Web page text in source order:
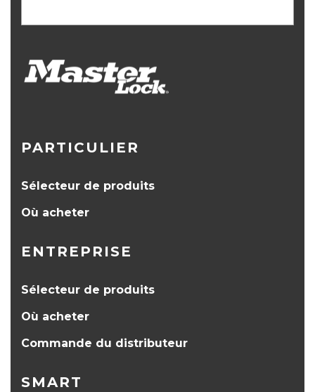
PARTICULIER
Sélecteur de produits
Où acheter
ENTREPRISE
Sélecteur de produits
Où acheter
Commande du distributeur
SMART